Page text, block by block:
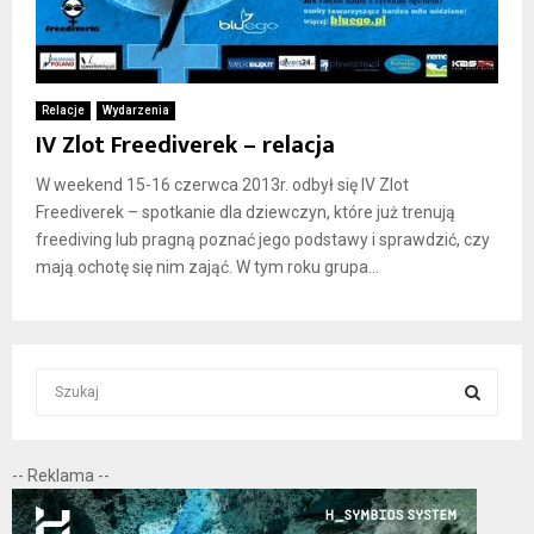
Relacje Wydarzenia
IV Zlot Freediverek – relacja
W weekend 15-16 czerwca 2013r. odbył się IV Zlot
Freediverek – spotkanie dla dziewczyn, które już trenują
freediving lub pragną poznać jego podstawy i sprawdzić, czy
mają ochotę się nim zająć. W tym roku grupa...
c
h
f
E
-- Reklama --